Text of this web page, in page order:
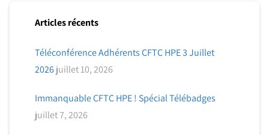
Articles récents
Téléconférence Adhérents CFTC HPE 3 Juillet
2026 juillet 10, 2026
Immanquable CFTC HPE ! Spécial Télébadges
juillet 7, 2026